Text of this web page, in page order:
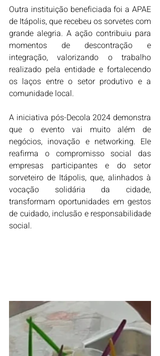
Outra instituição beneficiada foi a APAE
de Itápolis, que recebeu os sorvetes com
grande alegria. A ação contribuiu para
momentos de descontração e
integração, valorizando o trabalho
realizado pela entidade e fortalecendo
os laços entre o setor produtivo e a
comunidade local.
A iniciativa pós-Decola 2024 demonstra
que o evento vai muito além de
negócios, inovação e networking. Ele
reafirma o compromisso social das
empresas participantes e do setor
sorveteiro de Itápolis, que, alinhados à
vocação solidária da cidade,
transformam oportunidades em gestos
de cuidado, inclusão e responsabilidade
social.